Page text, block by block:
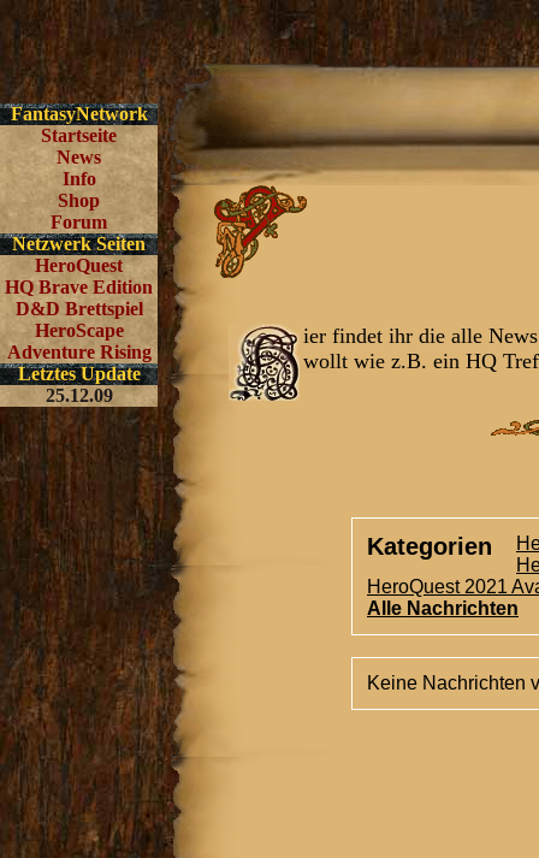
FantasyNetwork
Startseite
News
Info
Shop
Forum
Netzwerk Seiten
HeroQuest
HQ Brave Edition
D&D Brettspiel
HeroScape
Adventure Rising
Letztes Update
25.12.09
ier findet ihr die alle
wollt wie z.B. ein HQ